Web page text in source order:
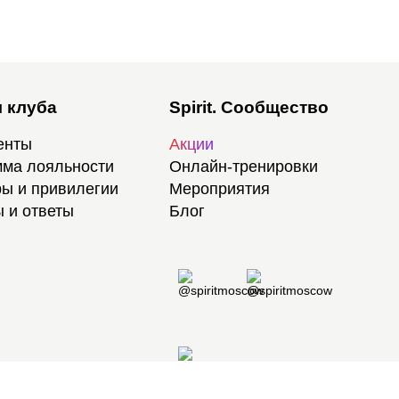
клуба
лояльности
и привилегии
и ответы
Spirit. Сообщество
Акции
Онлайн-тренировки
Мероприятия
Блог